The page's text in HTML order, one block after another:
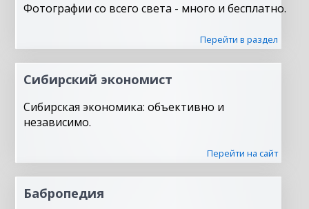
Фотографии со всего света - много и бесплатно.
Перейти в раздел
Сибирский экономист
Сибирская экономика: объективно и
независимо.
Перейти на сайт
Бабропедия